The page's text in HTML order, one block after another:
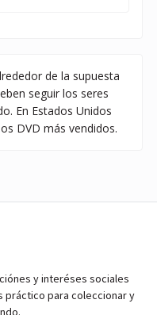
de la supuesta
seguir los seres
En Estados Unidos
DVD más vendidos.
y interéses sociales
práctico para coleccionar y